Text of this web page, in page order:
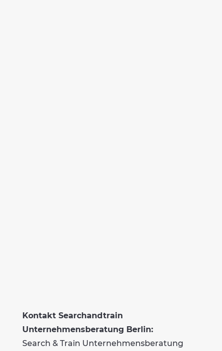
Kontakt Searchandtrain
Unternehmensberatung Berlin:
Search & Train Unternehmensberatung